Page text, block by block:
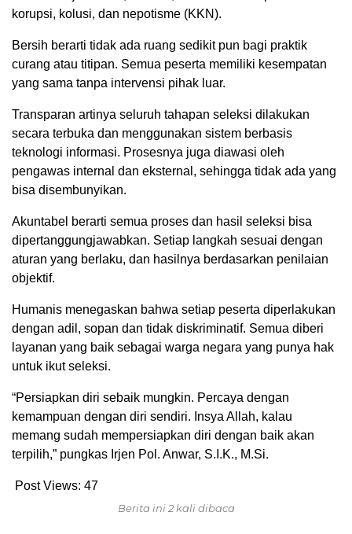
korupsi, kolusi, dan nepotisme (KKN).
Bersih berarti tidak ada ruang sedikit pun bagi praktik
curang atau titipan. Semua peserta memiliki kesempatan
yang sama tanpa intervensi pihak luar.
Transparan artinya seluruh tahapan seleksi dilakukan
secara terbuka dan menggunakan sistem berbasis
teknologi informasi. Prosesnya juga diawasi oleh
pengawas internal dan eksternal, sehingga tidak ada yang
bisa disembunyikan.
Akuntabel berarti semua proses dan hasil seleksi bisa
dipertanggungjawabkan. Setiap langkah sesuai dengan
aturan yang berlaku, dan hasilnya berdasarkan penilaian
objektif.
Humanis menegaskan bahwa setiap peserta diperlakukan
dengan adil, sopan dan tidak diskriminatif. Semua diberi
layanan yang baik sebagai warga negara yang punya hak
untuk ikut seleksi.
“Persiapkan diri sebaik mungkin. Percaya dengan
kemampuan dengan diri sendiri. Insya Allah, kalau
memang sudah mempersiapkan diri dengan baik akan
terpilih,” pungkas Irjen Pol. Anwar, S.I.K., M.Si.
Post Views: 47
Berita ini 2 kali dibaca